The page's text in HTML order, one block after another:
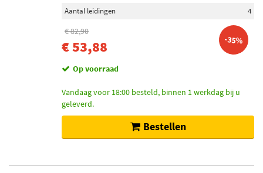
Aantal leidingen
4
€ 82,90
€ 53,88 -35%
Op voorraad
Vandaag voor 18:00 besteld, binnen 1 werkdag bij u
geleverd.
Bestellen